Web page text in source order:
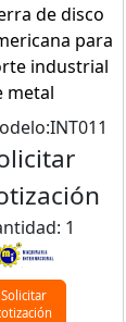
de disco
para
industrial
metal
1
Solicitar